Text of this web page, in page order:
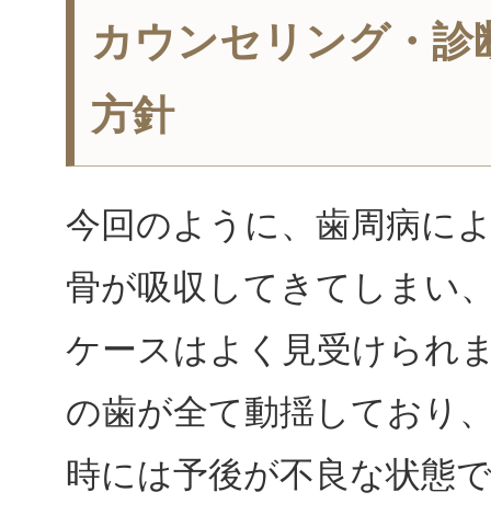
カウンセリング・診
方針
今回のように、歯周病に
骨が吸収してきてしまい
ケースはよく見受けられ
の歯が全て動揺しており
時には予後が不良な状態